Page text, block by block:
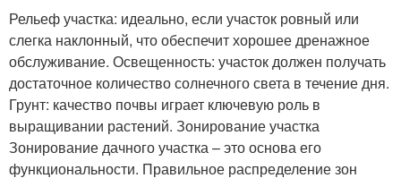
Рельеф участка: идеально, если участок ровный или
слегка наклонный, что обеспечит хорошее дренажное
обслуживание. Освещенность: участок должен получать
достаточное количество солнечного света в течение дня.
Грунт: качество почвы играет ключевую роль в
выращивании растений. Зонирование участка
Зонирование дачного участка – это основа его
функциональности. Правильное распределение зон